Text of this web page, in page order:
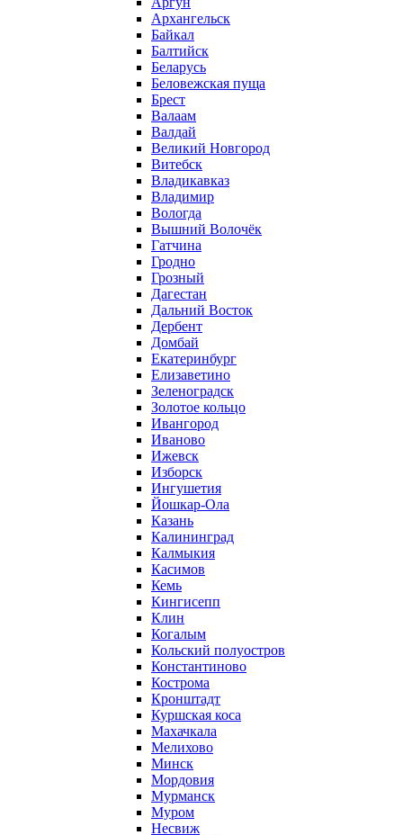
Архангельск
Байкал
Балтийск
Беларусь
Беловежская пуща
Брест
Валаам
Валдай
Великий Новгород
Витебск
Владикавказ
Владимир
Вологда
Вышний Волочёк
Гатчина
Гродно
Грозный
Дагестан
Дальний Восток
Дербент
Домбай
Екатеринбург
Елизаветино
Зеленоградск
Золотое кольцо
Ивангород
Иваново
Ижевск
Изборск
Ингушетия
Йошкар-Ола
Казань
Калининград
Калмыкия
Касимов
Кемь
Кингисепп
Клин
Когалым
Кольский полуостров
Константиново
Кострома
Кронштадт
Куршская коса
Махачкала
Мелихово
Минск
Мордовия
Мурманск
Муром
Несвиж